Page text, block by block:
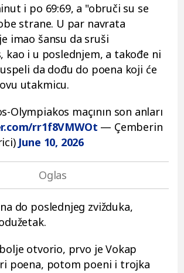
i po 69:69, a "obruči su se
strane. U par navrata
imao šansu da sruši
kao i u poslednjem, a takođe ni
da dođu do poena koji će
utakmicu.
Olympiakos maçının son anları
rr1f8VMWOt — Çemberin
June 10, 2026
do poslednjeg zvižduka,
otvorio, prvo je Vokap
poena, potom poeni i trojka